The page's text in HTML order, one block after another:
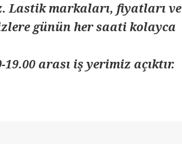
markaları, fiyatları ve
günün her saati kolayca
arası iş yerimiz açıktır.